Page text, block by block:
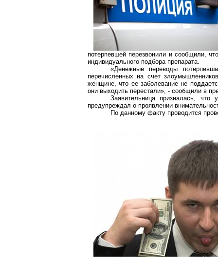
потерпевшей перезвонили и сообщили,
индивидуального подбора препарата.
«Денежные переводы
перечисленных на счет
женщине, что ее заболевание не
они выходить перестали», - сообщили в
Заявительница призналась,
предупреждал о проявлении
По данному факту проводится